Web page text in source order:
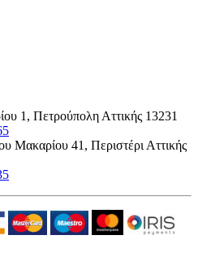
1, Πετρούπολη Αττικής 13231
Μακαρίου 41, Περιστέρι Αττικής